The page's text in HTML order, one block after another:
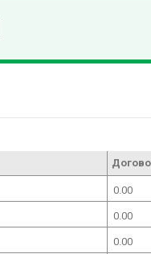
0.00
0.00
0.00